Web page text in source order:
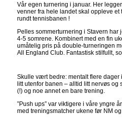
Vår egen turnering i januar. Her
venner fra hele landet skal oppleve
rundt tennisbanen !
Pelles sommerturnering i Stavern har
4-5 somrene. Kombinert med en fin
umåtelig pris på double-turneringen
All England Club. Fantastisk stilfullt,
Skulle vært bedre: mentalt flere dager
litt utenfor banen – alltid litt nervøs og
(!) og noe annet en bare trening.
”Push ups” var viktigere i våre yngre
med treningsmatcher ukene før NM